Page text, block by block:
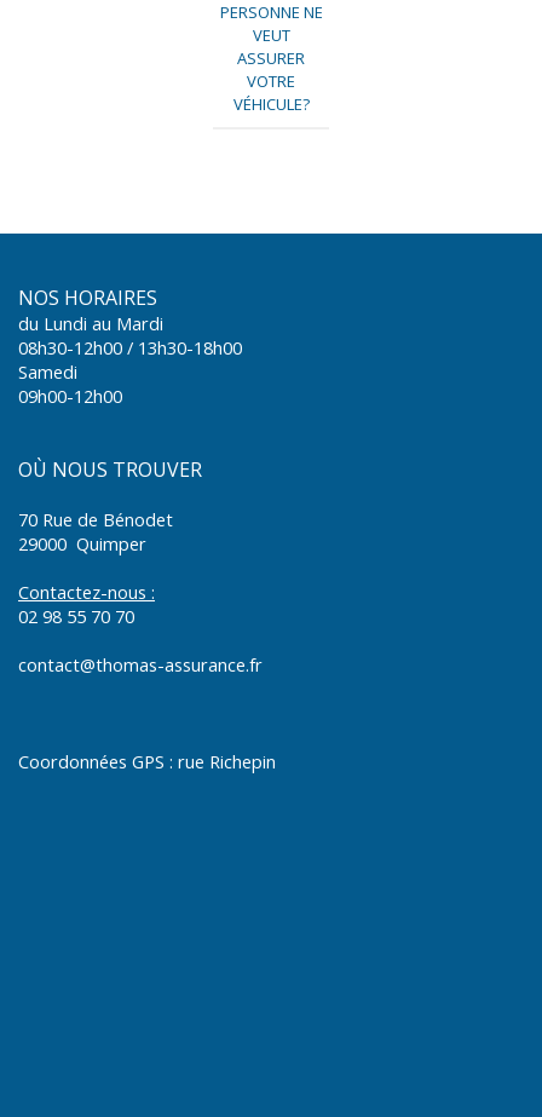
PERSONNE NE
VEUT
ASSURER
VOTRE
VÉHICULE?
NOS HORAIRES
du Lundi au Mardi
08h30-12h00 / 13h30-18h00
Samedi
09h00-12h00
OÙ NOUS TROUVER
70 Rue de Bénodet
29000 Quimper
Contactez-nous :
02 98 55 70 70
contact@thomas-assurance.fr
Coordonnées GPS : rue Richepin